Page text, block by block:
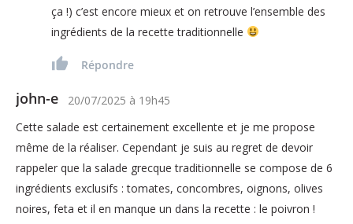
ça !) c’est encore mieux et on retrouve l’ensemble des
ingrédients de la recette traditionnelle
Répondre
john-e 20/07/2025 à 19h45
Cette salade est certainement excellente et je me propose
même de la réaliser. Cependant je suis au regret de devoir
rappeler que la salade grecque traditionnelle se compose de 6
ingrédients exclusifs : tomates, concombres, oignons, olives
noires, feta et il en manque un dans la recette : le poivron !